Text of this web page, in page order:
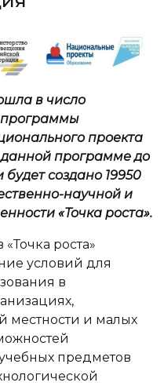
в число
программы
проекта
программе до
создано 19950
научной и
«Точка роста».
роста»
условий для
в
местности и малых
предметов